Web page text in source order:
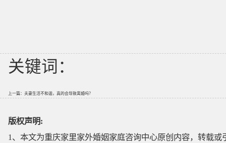
关键词：
上一篇： 夫妻生活不和谐，真的会导致离婚吗？
版权声明:
1、本文为重庆家里家外婚姻家庭咨询中心原创内容，转载